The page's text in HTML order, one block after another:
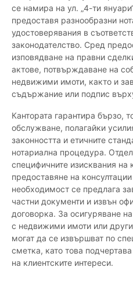
се намира на ул. „4-ти
предоставя разнообразни
удостоверявания в
законодателство. Сред
изповядване на правни
актове, потвърждаване на
недвижими имоти, както и
съдържание или подпис
Кантората гарантира бързо,
обслужване, полагайки
законността и етичните
нотариална процедура.
специфичните изисквания на
предоставяне на
необходимост се предлага
частни документи и извън
договорка. За осигуряване
с недвижими имоти или
могат да се извършват по
сметка, като това
на клиентските интереси.